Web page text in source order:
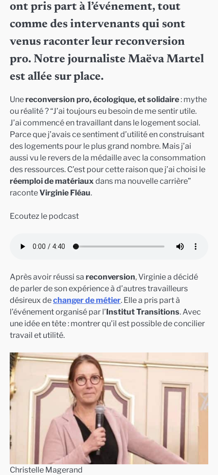
ont pris part à l’événement, tout
comme des intervenants qui sont
venus raconter leur reconversion
pro. Notre journaliste Maëva Martel
est allée sur place.
Une reconversion pro, écologique, et solidaire: mythe
ou réalité ? “J’ai toujours eu besoin de me sentir utile.
J’ai commencé en travaillant dans le logement social.
Parce que j’avais ce sentiment d’utilité en construisant
des logements pour le plus grand nombre. Mais j’ai
aussi vu le revers de la médaille avec la consommation
des ressources. C’est pour cette raison que j’ai choisi le
réemploi de matériaux dans ma nouvelle carrière”
raconteVirginie Fléau.
Ecoutez le podcast
Après avoir réussi sa reconversion, Virginie a décidé
de parler de son expérience à d’autres travailleurs
désireux dechanger de métier. Elle a pris part à
l’événement organisé par l’Institut Transitions. Avec
une idée en tête : montrer qu’il est possible de concilier
travail et utilité.
Christelle Magerand